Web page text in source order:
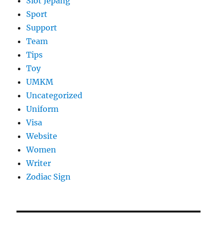
Sport
Support
Team
Tips
Toy
UMKM
Uncategorized
Uniform
Visa
Website
Women
Writer
Zodiac Sign